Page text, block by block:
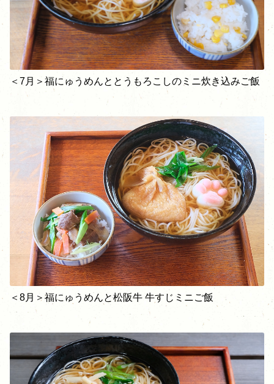
＜7月＞福にゅうめんととうもろこしのミニ炊き込みご飯
＜8月＞福にゅうめんと松阪牛 牛すじミニご飯